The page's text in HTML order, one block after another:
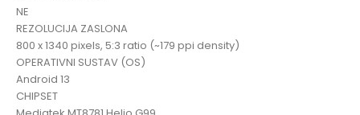
NE
REZOLUCIJA ZASLONA
800 x 1340 pixels, 5:3 ratio (~179 ppi density)
OPERATIVNI SUSTAV (OS)
Android 13
CHIPSET